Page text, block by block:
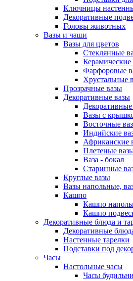
Ключницы
Декоративные
Головы животных
Вазы и чаши
Вазы для цветов
Стеклянные
Керамические
Фарфоровые
Хрустальные
Прозрачные вазы
Декоративные вазы
Вазы с
Восточные
Индийские
Африканские
Плетеные
Ваза - бокал
Старинные
Круглые вазы
Вазы напольные,
Кашпо
Кашпо
Кашпо
Декоративные блюда и
Декоративные
Настенные тарелки
Подставки под
Часы
Настольные часы
Часы